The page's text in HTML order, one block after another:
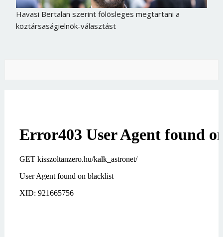
Havasi Bertalan szerint fölösleges megtartani a
köztársaságielnök-választást